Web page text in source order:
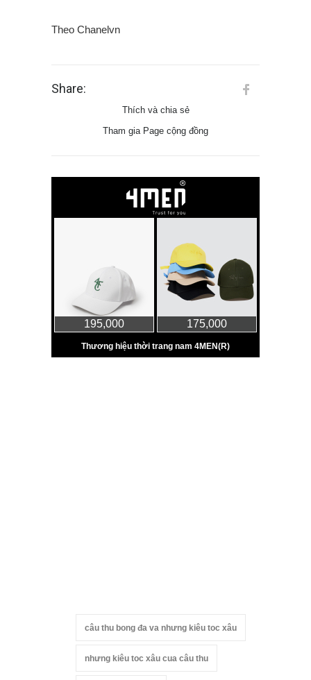
Theo Chanelvn
Share:
Thích và chia sẻ
Tham gia Page cộng đồng
câu thu bong đa va nhưng kiêu toc xâu
nhưng kiêu toc xâu cua câu thu